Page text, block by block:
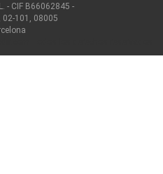
- CIF B66062845 -
02-101, 08005